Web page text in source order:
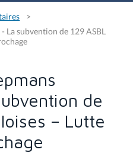
La subvention de 129 ASBL
de
– Lutte